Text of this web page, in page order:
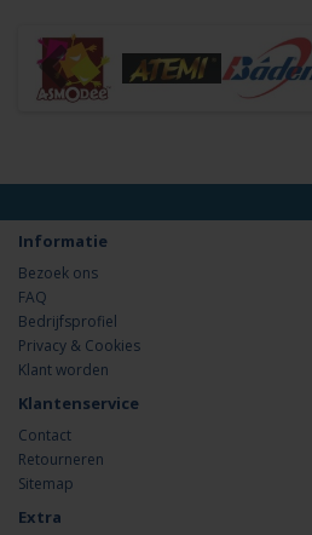
Informatie
Bezoek ons
FAQ
Bedrijfsprofiel
Privacy & Cookies
Klant worden
Klantenservice
Contact
Retourneren
Sitemap
Extra